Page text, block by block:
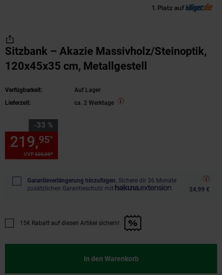
Sitzbank – Akazie Massivholz/Steinoptik,
120x45x35 cm, Metallgestell
Verfügbarkeit:
Auf Lager
Lieferzeit:
ca. 2 Werktage
-33 %
Sie Sparen 33 Prozent,
UVP330,00*
219,95*
Garantieverlängerung hinzufügen. Sichere dir 36 Monate
zusätzlichen Garantieschutz mit
24,99 €
Promotion "15€ Rabatt auf diesen Artikel sichern!" anwenden
15€ Rabatt auf diesen Artikel sichern!
In den Warenkorb